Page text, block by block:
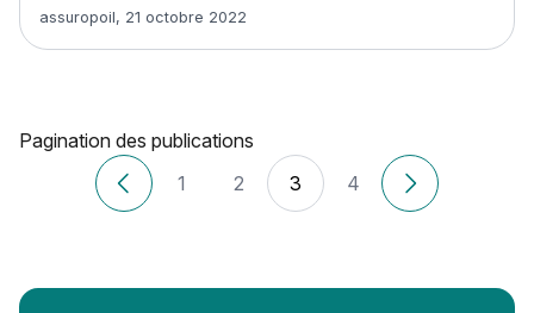
Article rédigé par
assuropoil, 21 octobre 2022
Pagination des publications
Articles plus récents
1 2 3 4
Anciens